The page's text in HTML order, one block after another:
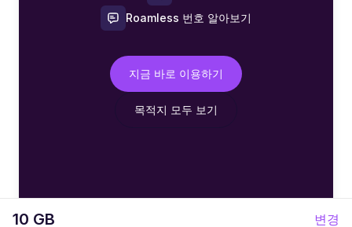
10 GB 변경
Roamless 번호 알아보기
지금 바로 이용하기
목적지 모두 보기